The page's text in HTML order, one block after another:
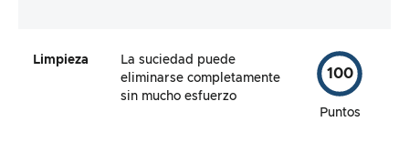
Limpieza
La suciedad puede
eliminarse completamente
sin mucho esfuerzo
100
Puntos